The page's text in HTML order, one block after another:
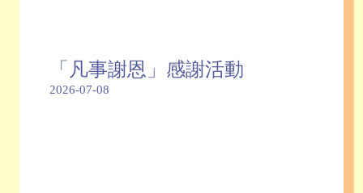
「凡事謝恩」感謝活動
2026-07-08